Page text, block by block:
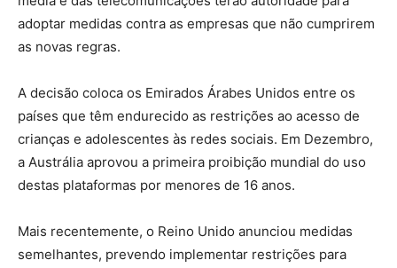
adoptar medidas contra as empresas que não cumprirem
as novas regras.
A decisão coloca os Emirados Árabes Unidos entre os
países que têm endurecido as restrições ao acesso de
crianças e adolescentes às redes sociais. Em Dezembro,
a Austrália aprovou a primeira proibição mundial do uso
destas plataformas por menores de 16 anos.
Mais recentemente, o Reino Unido anunciou medidas
semelhantes, prevendo implementar restrições para